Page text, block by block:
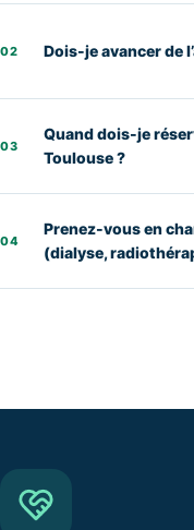
02 Dois-je avancer de
03
Quand dois-je
Toulouse ?
04
Prenez-vous en
(dialyse,